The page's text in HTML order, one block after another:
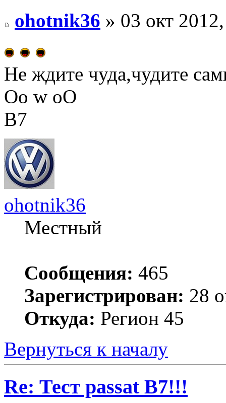
ohotnik36 » 03 окт
Не ждите чуда,чудите
Оо w оО
В7
ohotnik36
Местный
Сообщения: 465
Зарегистрирован: 28
Откуда: Регион 45
Вернуться к началу
Re: Тест passat B7!!!